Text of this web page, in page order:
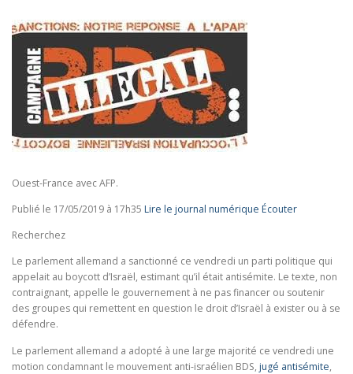
Ouest-France avec AFP.
Publié le 17/05/2019 à 17h35 Lire le journal numérique Écouter
Recherchez
Le parlement allemand a sanctionné ce vendredi un parti politique qui
appelait au boycott d’Israël, estimant qu’il était antisémite. Le texte, non
contraignant, appelle le gouvernement à ne pas financer ou soutenir
des groupes qui remettent en question le droit d’Israël à exister ou à se
défendre.
Le parlement allemand a adopté à une large majorité ce vendredi une
motion condamnant le mouvement anti-israélien BDS, jugé antisémite,